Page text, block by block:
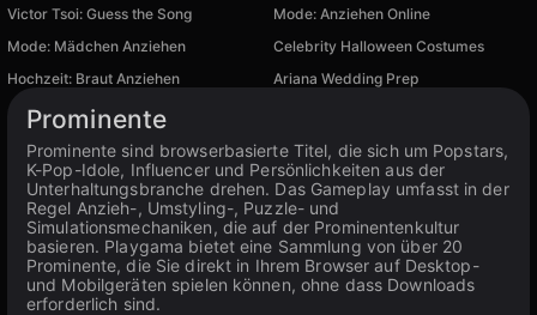
Victor Tsoi: Guess the Song
Mode: Anziehen Online
Mode: Mädchen Anziehen
Celebrity Halloween Costumes
Hochzeit: Braut Anziehen
Ariana Wedding Prep
Prominente
Prominente sind browserbasierte Titel, die sich um Popstars,
K-Pop-Idole, Influencer und Persönlichkeiten aus der
Unterhaltungsbranche drehen. Das Gameplay umfasst in der
Regel Anzieh-, Umstyling-, Puzzle- und
Simulationsmechaniken, die auf der Prominentenkultur
basieren. Playgama bietet eine Sammlung von über 20
Prominente, die Sie direkt in Ihrem Browser auf Desktop-
und Mobilgeräten spielen können, ohne dass Downloads
erforderlich sind.